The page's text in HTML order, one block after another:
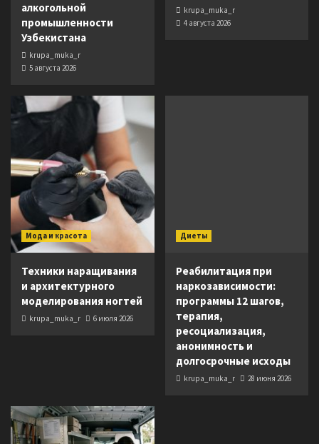
алкогольной
промышленности
Узбекистана
krupa_muka_r
5 августа 2026
krupa_muka_r
4 августа 2026
Мода и красота
Техники наращивания
и архитектурного
моделирования ногтей
krupa_muka_r 6 июля 2026
Диеты
Реабилитация при
наркозависимости:
программы 12 шагов,
терапия,
ресоциализация,
анонимность и
долгосрочные исходы
krupa_muka_r 28 июня 2026